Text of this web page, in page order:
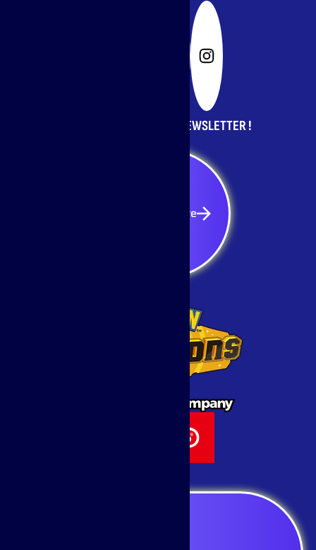
INSCRIVEZ-VOUS À LA NEWSLETTER !
S'inscrire